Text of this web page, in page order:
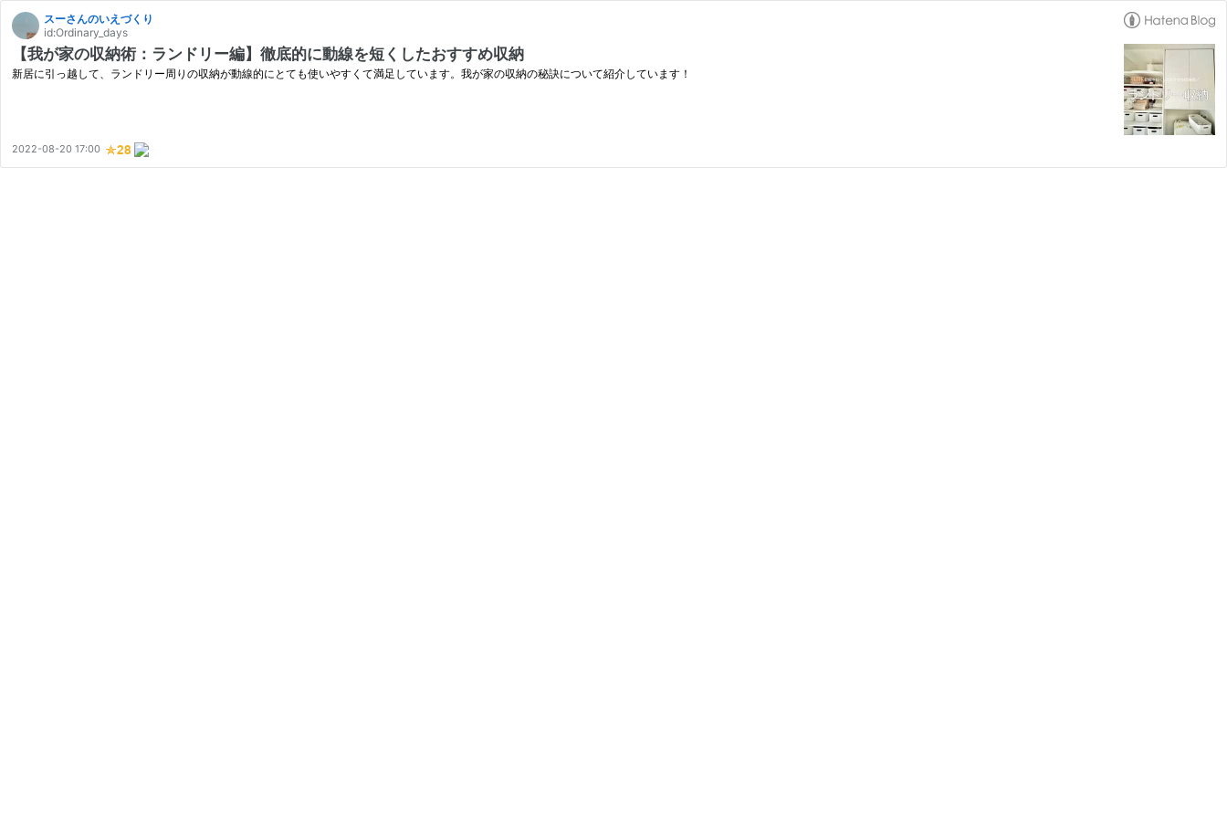
スーさんのいえづくり
id:Ordinary_days
【我が家の収納術：ランドリー編】徹底的に動線を短くしたおすすめ収納
新居に引っ越して、ランドリー周りの収納が動線的にとても使いやすくて満足しています。我が家の収納の秘訣について紹介しています！
2022-08-20 17:00